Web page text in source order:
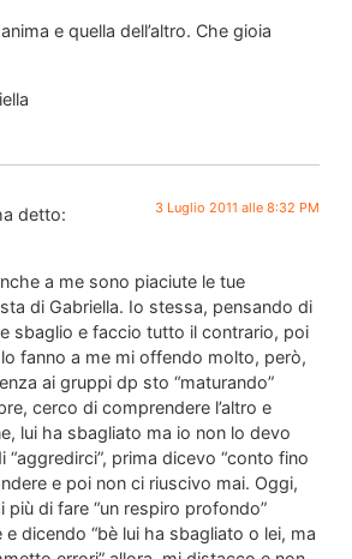
e quella dell’altro. Che gioia
detto: 3 Luglio 2011 alle 8:32 PM
a me sono piaciute le tue
di Gabriella. Io stessa, pensando di
sbaglio e faccio tutto il contrario, poi
fanno a me mi offendo molto, però,
ai gruppi dp sto “maturando”
cerco di comprendere l’altro e
lui ha sbagliato ma io non lo devo
“aggredirci”, prima dicevo “conto fino
e poi non ci riuscivo mai. Oggi,
più di fare “un respiro profondo”
dicendo “bè lui ha sbagliato o lei, ma